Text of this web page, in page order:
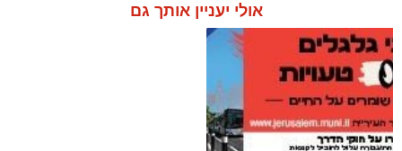
אולי יעניין אותך גם